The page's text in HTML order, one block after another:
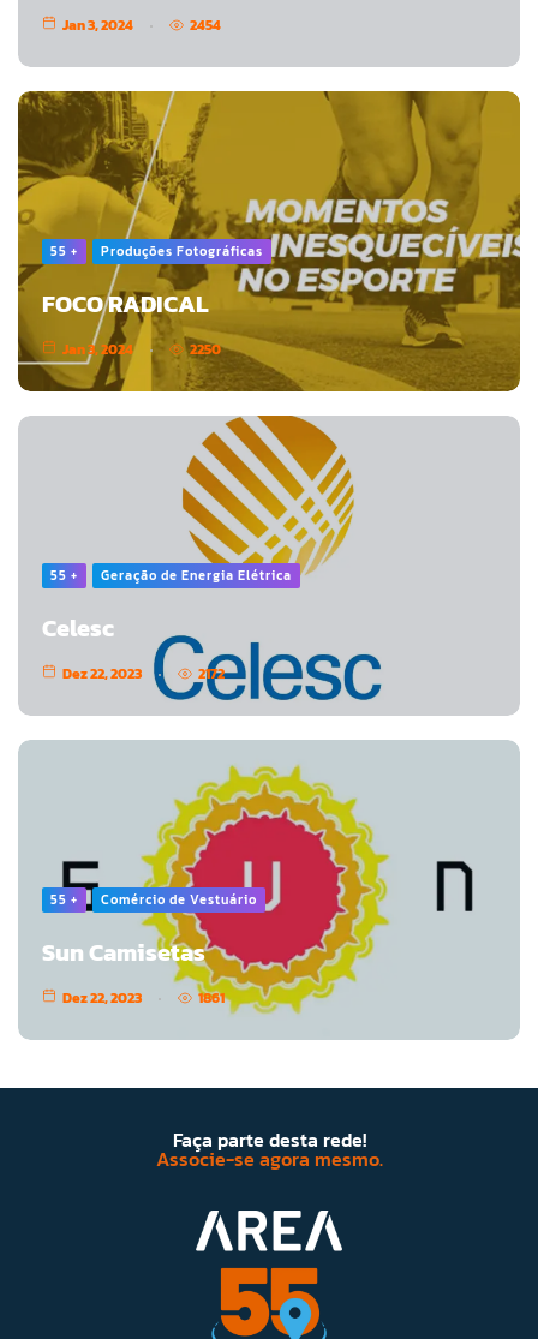
Jan 3, 2024 2454
55 + Produções Fotográficas
FOCO RADICAL
Jan 3, 2024 2250
55 + Geração de Energia Elétrica
Celesc
Dez 22, 2023 2172
55 + Comércio de Vestuário
Sun Camisetas
Dez 22, 2023 1861
Faça parte desta rede!
Associe-se agora mesmo.